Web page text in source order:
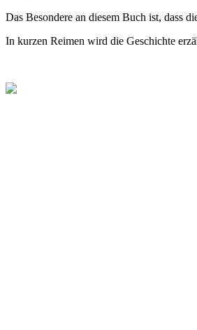
Das Besondere an diesem Buch ist, dass
In kurzen Reimen wird die Geschichte